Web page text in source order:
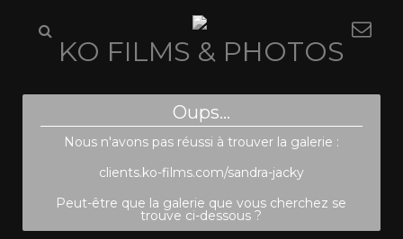
KO FILMS & PHOTOS
Oups...
Nous n'avons pas réussi à trouver la galerie :
clients.ko-films.com/sandra-jacky
Peut-être que la galerie que vous cherchez se
trouve ci-dessous ?